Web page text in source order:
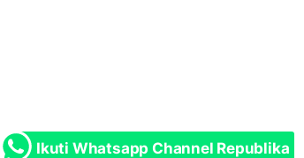
Ikuti Whatsapp Channel Republika